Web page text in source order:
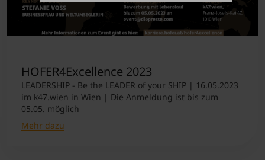
HOFER4Excellence 2023
LEADERSHIP - Be the LEADER of your SHIP | 16.05.2023
im k47.wien in Wien | Die Anmeldung ist bis zum
05.05. möglich
Mehr dazu